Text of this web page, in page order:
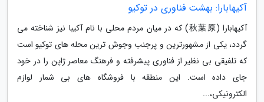
آکیهابارا: بهشت فناوری در توکیو
آکیهابارا (秋葉原) که در میان مردم محلی با نام آکیبا نیز شناخته می
گردد، یکی از مشهورترین و پرجنب وجوش ترین محله های توکیو است
که تلفیقی بی نظیر از فناوری پیشرفته و فرهنگ معاصر ژاپن را در خود
جای داده است. این منطقه با فروشگاه های بی شمار لوازم
الکترونیکی،...